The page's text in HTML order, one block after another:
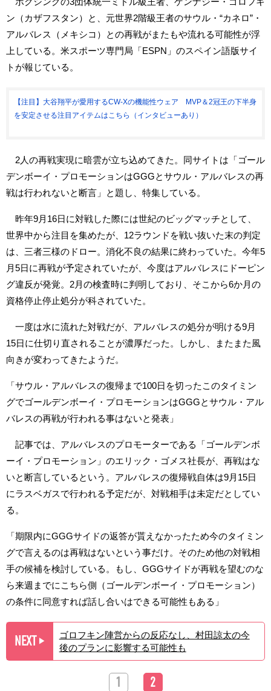
ン（カザフスタン）と、元世界2階級王者のサウル・“カネロ”・
アルバレス（メキシコ）との再戦がまたもや流れる可能性が浮
上している。米スポーツ専門局「ESPN」のスペイン語版サイ
トが報じている。
【注目】大谷翔平が愛用するCW-Xの機能性ウェア MVP＆2冠王の下半身
を安定させる注目アイテムはこちら（インタビューあり）
2人の再戦実現に暗雲が立ち込めてきた。同サイトは「ゴール
デンボーイ・プロモーションはGGGとサウル・アルバレスの再
戦は行われないと断言」と題し、特集している。
昨年9月16日に対戦した際には世紀のビッグマッチとして、
世界中から注目を集めたが、12ラウンドを戦い抜いた末の判定
は、三者三様のドロー。消化不良の結果に終わっていた。今年5
月5日に再戦が予定されていたが、今度はアルバレスにドーピン
グ違反が発覚。2月の検査時に判明しており、そこから6か月の
資格停止停止処分が科されていた。
一度は水に流れた対戦だが、アルバレスの処分が明ける9月
15日に仕切り直されることが濃厚だった。しかし、またまた風
向きが変わってきたようだ。
「サウル・アルバレスの復帰まで100日を切ったこのタイミン
グでゴールデンボーイ・プロモーションはGGGとサウル・アル
バレスの再戦が行われる事はないと発表」
記事では、アルバレスのプロモーターである「ゴールデンボ
ーイ・プロモーション」のエリック・ゴメス社長が、再戦はな
いと断言しているという。アルバレスの復帰戦自体は9月15日
にラスベガスで行われる予定だが、対戦相手は未定だとしてい
る。
「期限内にGGGサイドの返答が貰えなかったため今のタイミン
グで言えるのは再戦はないという事だけ。そのため他の対戦相
手の候補を検討している。もし、GGGサイドが再戦を望むのな
ら来週までにこちら側（ゴールデンボーイ・プロモーション）
の条件に同意すれば話し合いはできる可能性もある」
NEXT ▶︎
ゴロフキン陣営からの反応なし、村田諒太の今
後のプランに影響する可能性も
1 2